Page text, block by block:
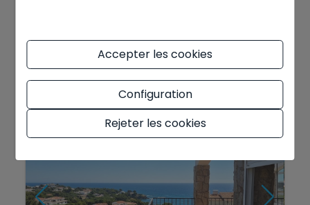
307 m 467 m 4 3
VUES SUR LA MER
Accepter les cookies
Configuration
Rejeter les cookies